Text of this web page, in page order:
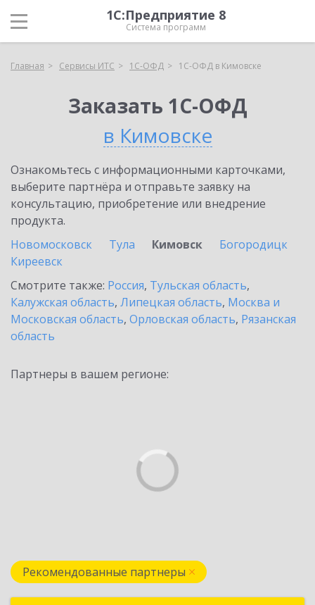
1С:Предприятие 8
Система программ
Главная Сервисы ИТС 1С-ОФД 1С-ОФД в Кимовске
Заказать 1С-ОФД
в Кимовске
Ознакомьтесь с информационными карточками,
выберите партнёра и отправьте заявку на
консультацию, приобретение или внедрение
продукта.
Новомосковск
Тула Кимовск
Богородицк
Киреевск
Смотрите также: Россия, Тульская область,
Калужская область, Липецкая область, Москва и
Московская область, Орловская область, Рязанская
область
Партнеры в вашем регионе:
Рекомендованные партнеры